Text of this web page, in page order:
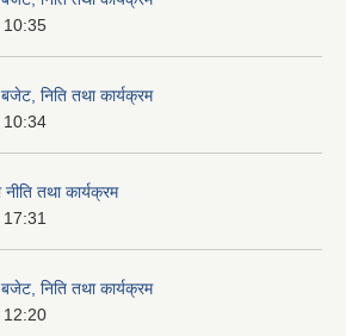
निति तथा कार्यक्रम
तथा कार्यक्रम
निति तथा कार्यक्रम